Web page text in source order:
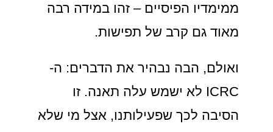
ממימדיו הפיסיים – זהו במידה רבה
מאוד גם קרב של תפישות.
ואולם, הבה נבהיר את הדברים: ה-
ICRC לא ישמש עלה תאנה. זו
הסיבה לכך שפעילותנו, אצל מי שלא